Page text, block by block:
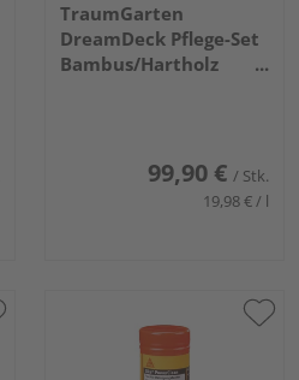
TraumGarten
DreamDeck Pflege-Set
Bambus/Hartholz
99,90 € / Stk.
19,98 € / l